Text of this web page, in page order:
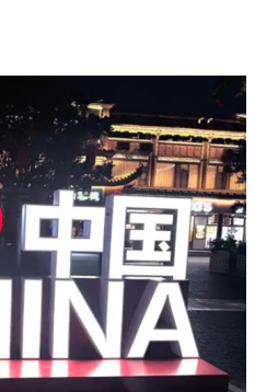
자리에서 다시 여러분과 만나길